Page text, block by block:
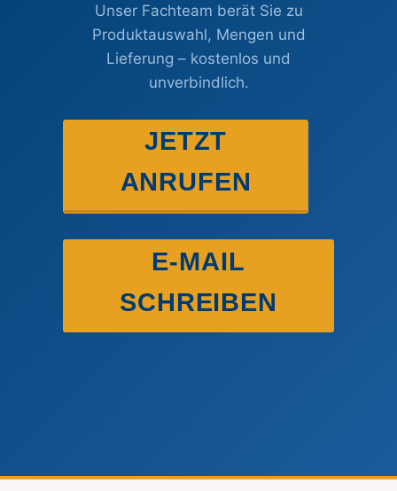
Unser Fachteam berät Sie zu
Produktauswahl, Mengen und
Lieferung – kostenlos und
unverbindlich.
JETZT
ANRUFEN
E-MAIL
SCHREIBEN